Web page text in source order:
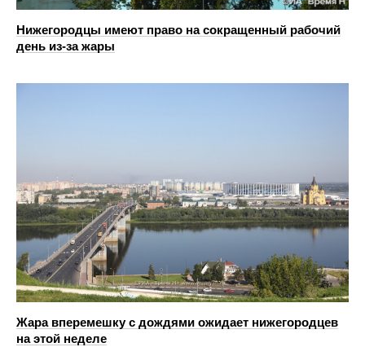
Нижегородцы имеют право на сокращенный рабочий
день из-за жары
Жара вперемешку с дождями ожидает нижегородцев
на этой неделе